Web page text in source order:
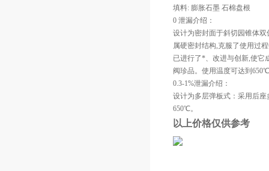
填料: 膨胀石墨 石棉盘根
0 泄漏介绍：
设计为密封面于斜切园锥体
属硬密封结构,克服了使用过
已进行了*、改进与创新,使
阀珍品。使用温度可达到
0.3-1%泄漏介绍：
设计为多层弹板式：采用后
650℃。
以上价格仅供参考